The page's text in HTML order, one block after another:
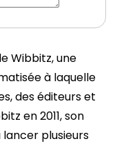
Wibbitz, une
à laquelle
des éditeurs et
en 2011, son
plusieurs